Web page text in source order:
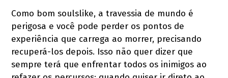
Como bom soulslike, a travessia de mundo é
perigosa e você pode perder os pontos de
experiência que carrega ao morrer, precisando
recuperá-los depois. Isso não quer dizer que
sempre terá que enfrentar todos os inimigos ao